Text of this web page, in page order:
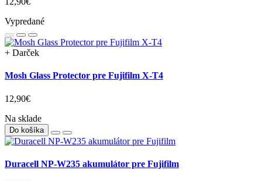
Vypredané
+ Darček
Mosh Glass Protector pre Fujifilm X-T4
12,90€
Na sklade
Do košíka
Duracell NP-W235 akumulátor pre Fujifilm